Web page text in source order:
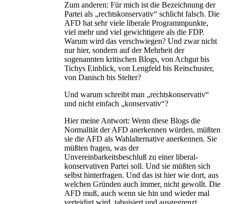
Zum anderen: Für mich ist die Bezeichnung der
Partei als „rechtskonservativ“ schlicht falsch. Die
AFD hat sehr viele liberale Programmpunkte,
viel mehr und viel gewichtigere als die FDP.
Warum wird das verschwiegen? Und zwar nicht
nur hier, sondern auf der Mehrheit der
sogenannten kritischen Blogs, von Achgut bis
Tichys Einblick, von Lengfeld bis Reitschuster,
von Danisch bis Stelter?
Und warum schreibt man „rechtskonservativ“
und nicht einfach „konservativ“?
Hier meine Antwort: Wenn diese Blogs die
Normalität der AFD anerkennen würden, müßten
sie die AFD als Wahlalternative anerkennen. Sie
müßten fragen, was der
Unvereinbarkeitsbeschluß zu einer liberal-
konservativen Partei soll. Und sie müßten sich
selbst hinterfragen. Und das ist hier wie dort, aus
welchen Gründen auch immer, nicht gewollt. Die
AFD muß, auch wenn sie hin und wieder mal